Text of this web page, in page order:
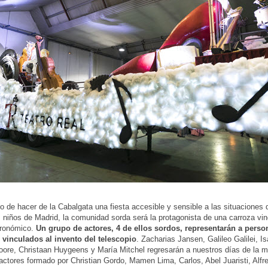
de hacer de la Cabalgata una fiesta accesible y sensible a las situaciones
de Madrid, la comunidad sorda será la protagonista de una carroza
Un grupo de actores, 4 de ellos sordos, representarán a
al invento del telescopio . Zacharias Jansen, Galileo Galilei,
Christaan Huygeens y María Mitchel regresarán a nuestros días de la
formado por Christian Gordo, Mamen Lima, Carlos, Abel Juaristi,